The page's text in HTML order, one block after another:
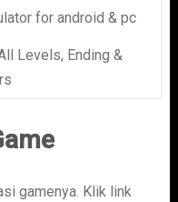
for android & pc
Levels, Ending &
gamenya. Klik link